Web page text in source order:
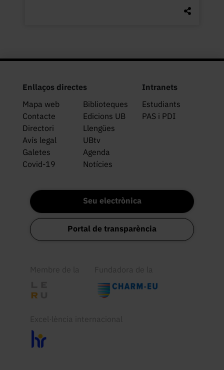
Enllaços directes
Mapa web
Biblioteques
Contacte
Edicions UB
Directori
Llengües
Avís legal
UBtv
Galetes
Agenda
Covid-19
Notícies
Intranets
Estudiants
PAS i PDI
Seu electrònica
Portal de transparència
Membre de la Fundadora de la
Excel·lència internacional